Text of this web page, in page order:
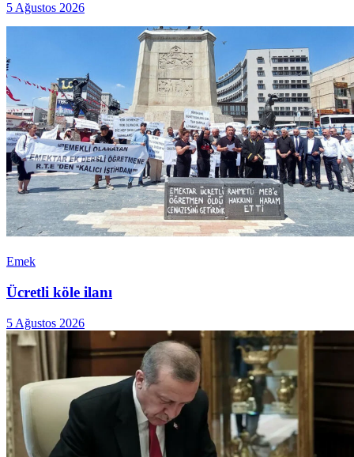
5 Ağustos 2026
Emek
Ücretli köle ilanı
5 Ağustos 2026